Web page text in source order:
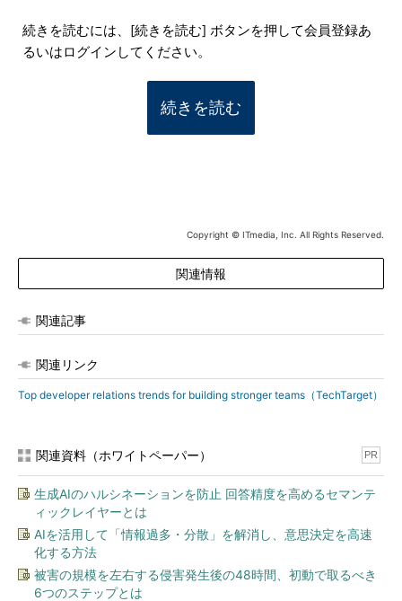
続きを読むには、[続きを読む] ボタンを押して会員登録あ
るいはログインしてください。
続きを読む
Copyright © ITmedia, Inc. All Rights Reserved.
関連情報
関連記事
関連リンク
Top developer relations trends for building stronger teams（TechTarget）
関連資料（ホワイトペーパー） PR
生成AIのハルシネーションを防止 回答精度を高めるセマンテ
ィックレイヤーとは
AIを活用して「情報過多・分散」を解消し、意思決定を高速
化する方法
被害の規模を左右する侵害発生後の48時間、初動で取るべき
6つのステップとは